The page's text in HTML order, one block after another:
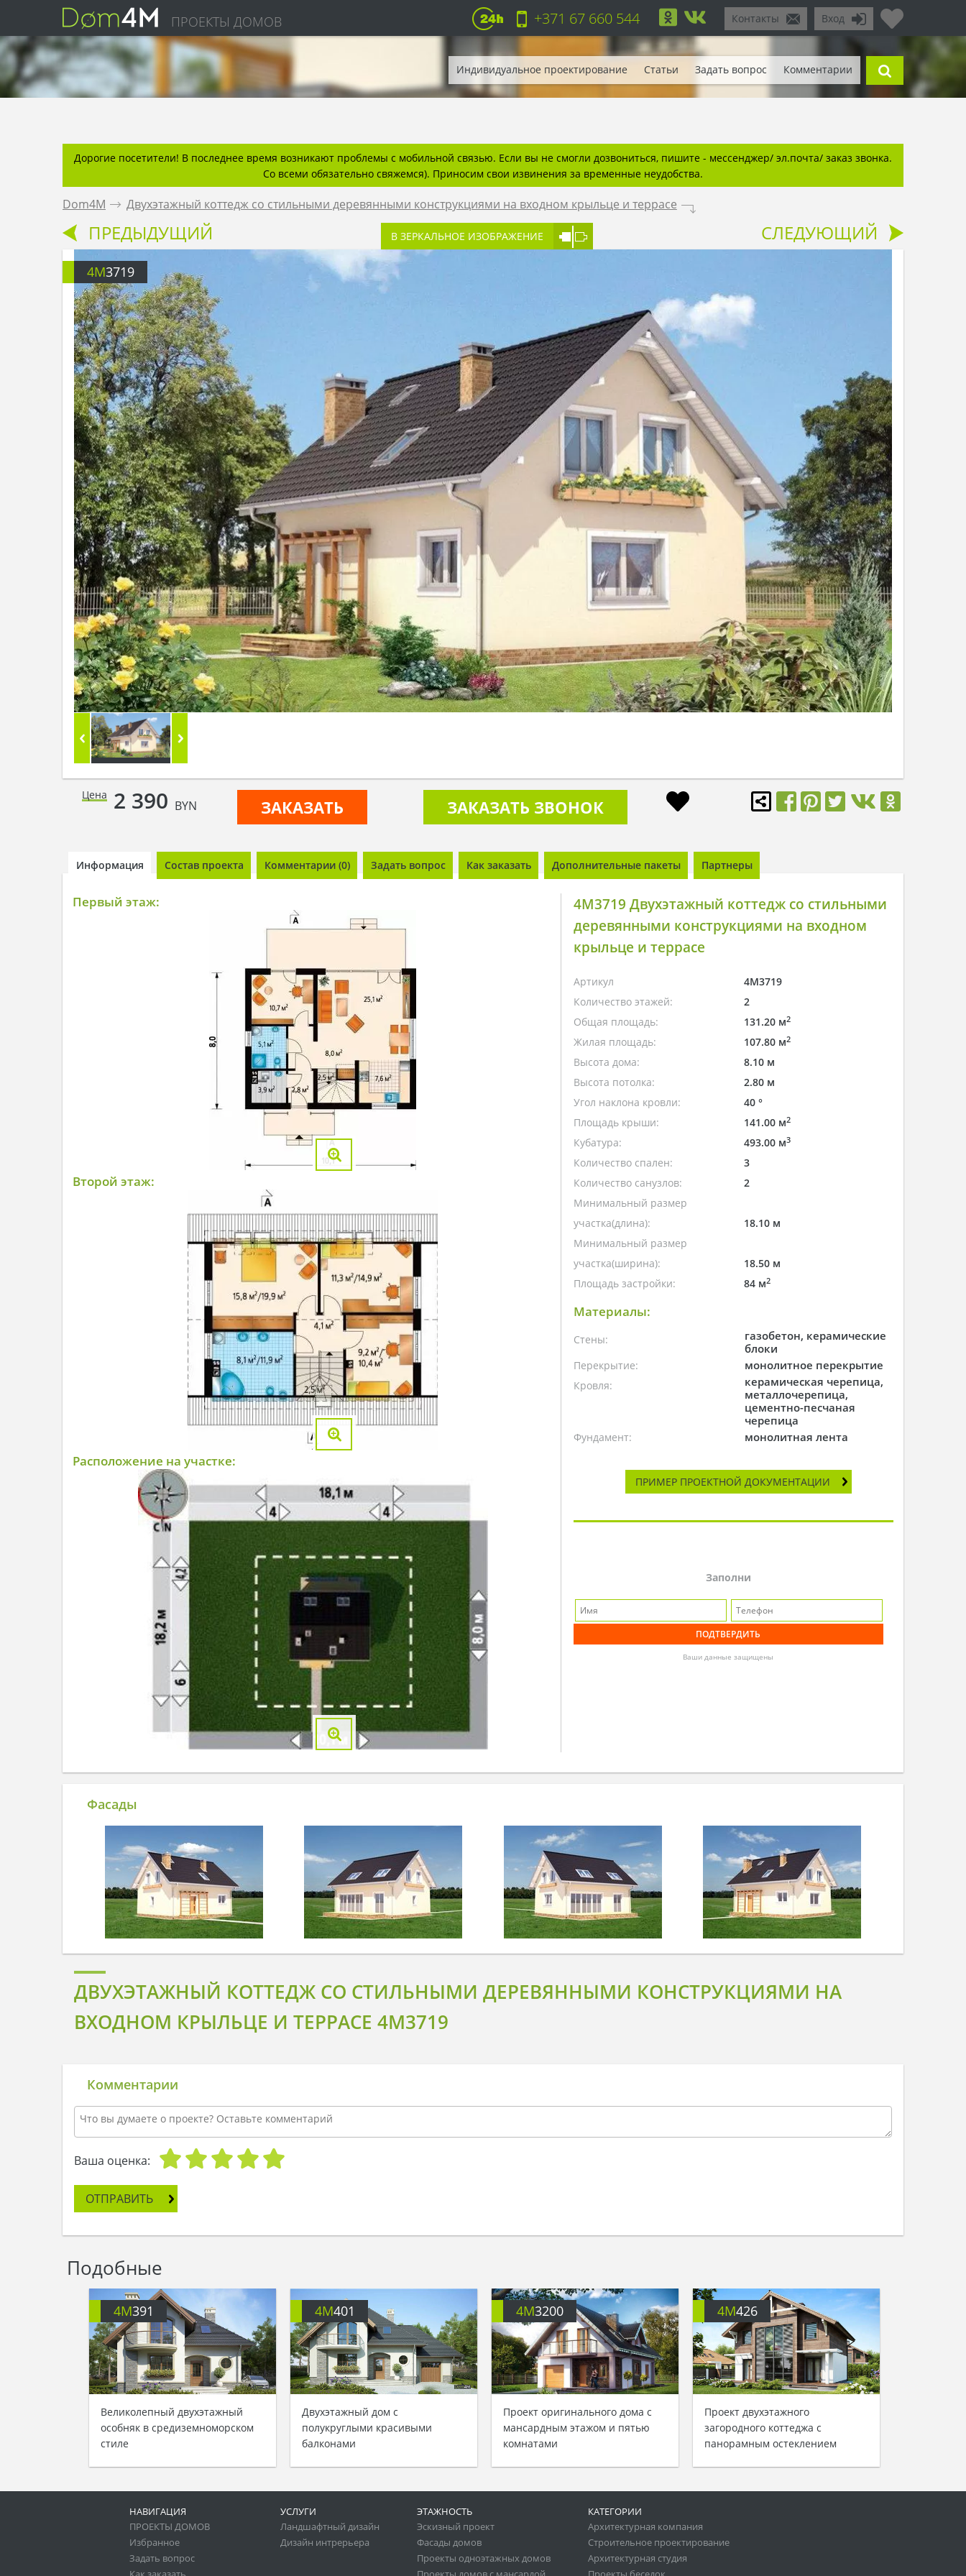
ПРОЕКТЫ ДОМОВ Вход
Контакты
+371 67 660 544
Индивидуальное проектирование Статьи Задать вопрос Комментарии
Дорогие посетители! В последнее время возникают проблемы с мобильной связью. Если вы не смогли дозвониться, пишите - мессенджер/ эл.почта/ заказ звонка.
Со всеми обязательно свяжемся). Приносим свои извинения за временные неудобства.
Dom4M . Двухэтажный коттедж со стильными деревянными конструкциями на входном крыльце и террасе .
ПРЕДЫДУЩИЙ В ЗЕРКАЛЬНОЕ ИЗОБРАЖЕНИЕ СЛЕДУЮЩИЙ
4M3719
Цена 2 390 BYN ЗАКАЗАТЬ ЗАКАЗАТЬ ЗВОНОК
Информация Состав проекта Комментарии (0) Задать вопрос Как заказать Дополнительные пакеты Партнеры
Первый этаж:
Второй этаж:
Расположение на участке:
4M3719 Двухэтажный коттедж со стильными
деревянными конструкциями на входном
крыльце и террасе
Артикул
4M3719
Количество этажей:
2
Общая площадь:
131.20 м2
Жилая площадь: 107.80 м2
Высота дома:
8.10 м
Высота потолка:
2.80 м
Угол наклона кровли:
40 °
Площадь крыши:
141.00 м2
Кубатура: 493.00 м3
Количество спален:
3
Количество санузлов:
2
Минимальный размер
участка(длина):
18.10 м
Минимальный размер
участка(ширина):
18.50 м
Площадь застройки:
84 м2
Материалы:
Стены:
газобетон, керамические
блоки
Перекрытие: монолитное перекрытие
Кровля:
керамическая черепица,
металлочерепица,
цементно-песчаная
черепица
Фундамент: монолитная лента
ПРИМЕР ПРОЕКТНОЙ ДОКУМЕНТАЦИИ
Заполни
Ваши данные защищены
Фасады
ДВУХЭТАЖНЫЙ КОТТЕДЖ СО СТИЛЬНЫМИ ДЕРЕВЯННЫМИ КОНСТРУКЦИЯМИ НА
ВХОДНОМ КРЫЛЬЦЕ И ТЕРРАСЕ 4M3719
Комментарии
Ваша оценка:
ОТПРАВИТЬ
Подобные
4M391
Великолепный двухэтажный
особняк в средиземноморском
стиле
4M401
Двухэтажный дом с
полукруглыми красивыми
балконами
4M3200
Проект оригинального дома с
мансардным этажом и пятью
комнатами
4M426
Проект двухэтажного
загородного коттеджа с
панорамным остеклением
НАВИГАЦИЯ
ПРОЕКТЫ ДОМОВ
Избранное
Задать вопрос
УСЛУГИ
Ландшафтный дизайн
Дизайн интрерьера
ЭТАЖНОСТЬ
Эскизный проект
Фасады домов
Проекты одноэтажных домов
КАТЕГОРИИ
Архитектурная компания
Строительное проектирование
Архитектурная студия